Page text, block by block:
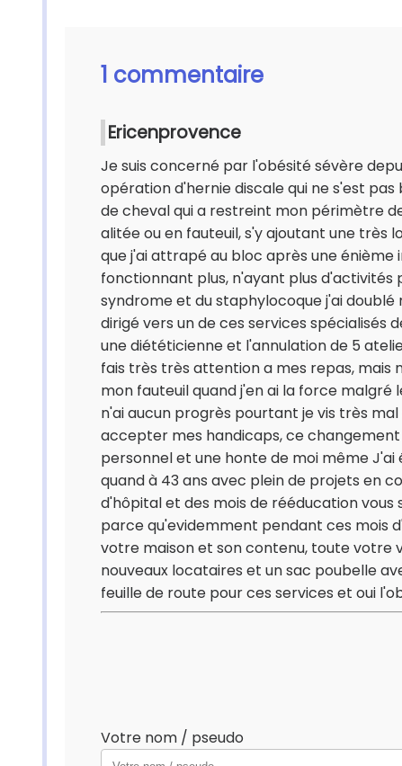
1 commentaire
Ericenprovence
Je suis concerné par l'obésité sévère
opération d'hernie discale qui ne s'est
de cheval qui a restreint mon périmètre
alitée ou en fauteuil, s'y ajoutant une
que j'ai attrapé au bloc après une
fonctionnant plus, n'ayant plus d'activités
syndrome et du staphylocoque j'ai doublé
dirigé vers un de ces services spécialisés
une diététicienne et l'annulation de 5
fais très très attention a mes repas, mais
mon fauteuil quand j'en ai la force
n'ai aucun progrès pourtant je vis très
accepter mes handicaps, ce
personnel et une honte de moi même
quand à 43 ans avec plein de projets en
d'hôpital et des mois de rééducation vous
parce qu'evidemment pendant ces mois
votre maison et son contenu, toute votre
nouveaux locataires et un sac poubelle
feuille de route pour ces services et oui
Votre nom / pseudo